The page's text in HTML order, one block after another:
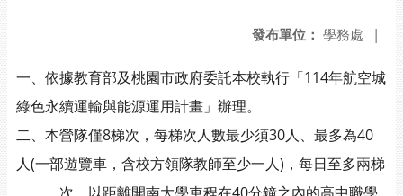
發布單位： 學務處 |
一、依據教育部及桃園市政府委託本校執行「114年航空城
綠色永續運輸與能源運用計畫」辦理。
二、本營隊僅8梯次，每梯次人數最少須30人、最多為40
人(一部遊覽車，含校方領隊教師至少一人)，每日至多兩梯